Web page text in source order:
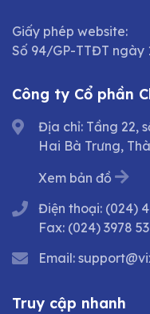
Giấy phép website:
Số 94/GP-TTĐT ngày
Công ty Cổ phần
Địa chỉ: Tầng 22,
Hai Bà Trưng,
Xem bản đồ
Điện thoại: (024)
Fax: (024) 3978
Email:
Truy cập nhanh